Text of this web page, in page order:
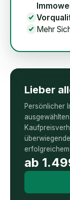
Mehr
Lieber
Persönlicher
ab